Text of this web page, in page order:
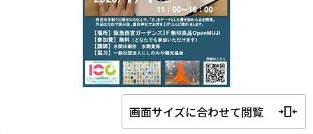
画面サイズに合わせて閲覧